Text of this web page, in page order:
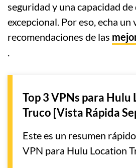
seguridad y una capacidad
excepcional. Por eso, echa
recomendaciones de las
.
Top 3 VPNs para Hulu
Truco [Vista Rápida
Este es un resumen
VPN para Hulu Location